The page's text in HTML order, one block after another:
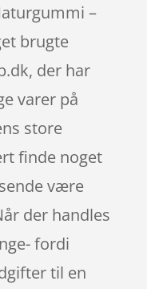
–
brugte
der har
varer på
store
finde noget
være
der handles
fordi
til en